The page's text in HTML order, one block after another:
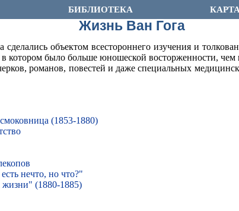
БИБЛИОТЕКА
Жизнь Ван Гога
сделались объектом всестороннего изучения и
в котором было больше юношеской восторженности,
романов, повестей и даже специальных
(1853-1880)
нечто, но что?"
жизни" (1880-1885)